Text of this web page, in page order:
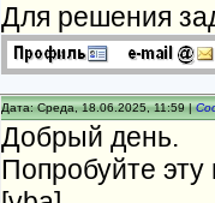
Для решения
Дата: Среда, 18.06.2025, 11:59 |
Добрый день.
Попробуйте эту